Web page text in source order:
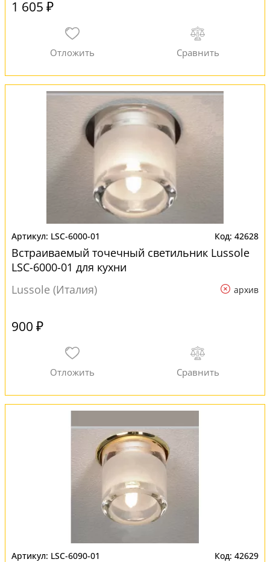
1 605 ₽
LSC-6000-01 42628
Встраиваемый точечный светильник Lussole
LSC-6000-01 для кухни
Lussole (Италия)
архив
900 ₽
LSC-6090-01 42629